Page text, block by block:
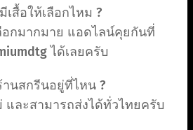
เสื้อให้เลือกไหม ?
อกมากมาย แอดไลน์คุยกันที่
ได้เลยครับ
านสกรีนอยู่ที่ไหน ?
และสามารถส่งได้ทั่วไทยครับ